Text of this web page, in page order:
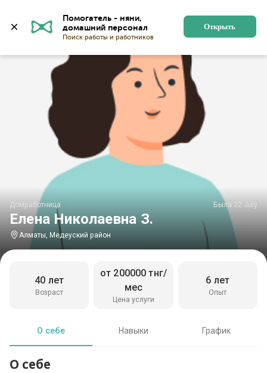
Помогатель - няни,
Поиск работы и работников
Открыть
Елена Николаевна З.
Домработница Была 22 July
Алматы, Медеуский район
Возраст
40 лет
Цена услуги
от 200000 тнг/
мес
Опыт
6 лет
О себе Навыки График
О себе